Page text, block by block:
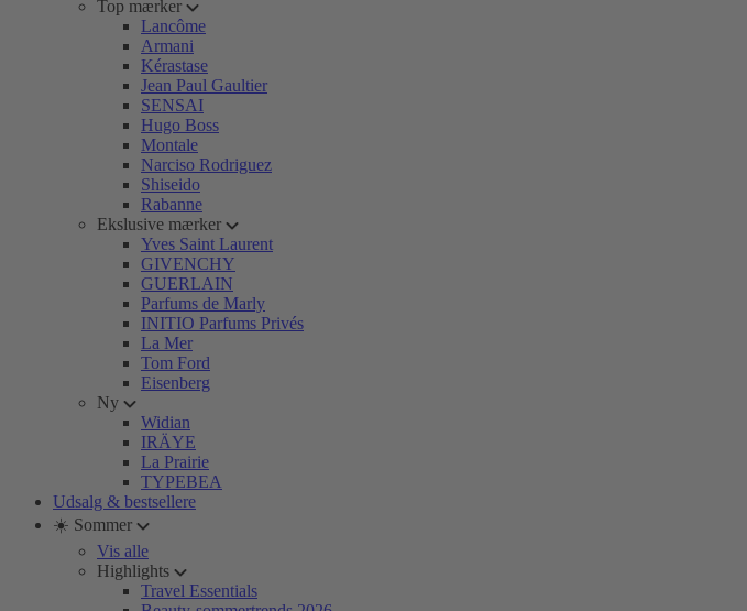
Top mærker
Lancôme
Armani
Kérastase
Jean Paul Gaultier
SENSAI
Hugo Boss
Montale
Narciso Rodriguez
Shiseido
Rabanne
Ekslusive mærker
Yves Saint Laurent
GIVENCHY
GUERLAIN
Parfums de Marly
INITIO Parfums Privés
La Mer
Tom Ford
Eisenberg
Ny
Widian
IRÄYE
La Prairie
TYPEBEA
Udsalg & bestsellere
☀️ Sommer
Vis alle
Highlights
Travel Essentials